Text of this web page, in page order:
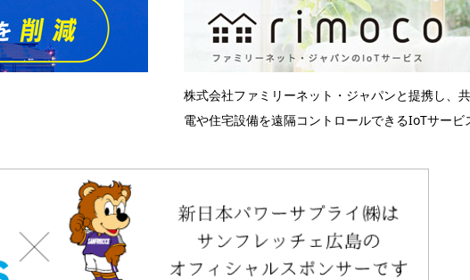
株式会社ファミリーネット・ジャパンと提携し、
電や住宅設備を遠隔コントロールできるIoTサービ